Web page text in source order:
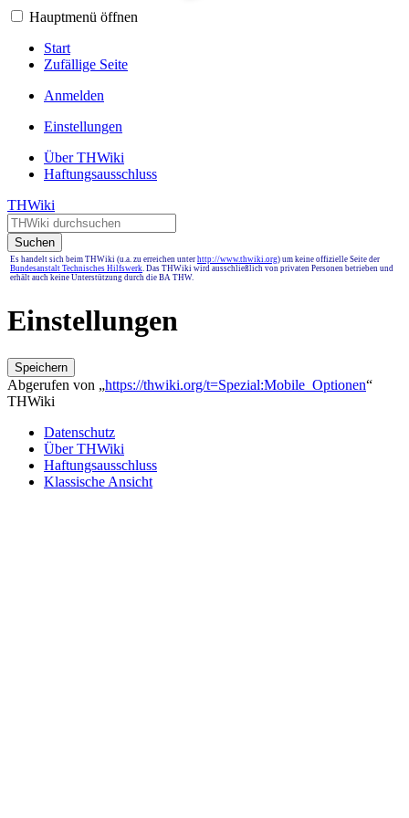
Hauptmenü öffnen
Start
Zufällige Seite
Anmelden
Einstellungen
Über THWiki
Haftungsausschluss
THWiki
Suchen
Es handelt sich beim THWiki (u.a. zu erreichen unter http://www.thwiki.org) um keine offizielle Seite der
Bundesanstalt Technisches Hilfswerk. Das THWiki wird ausschließlich von privaten Personen betrieben und
erhält auch keine Unterstützung durch die BA THW.
Einstellungen
Speichern
Abgerufen von „https://thwiki.org/t=Spezial:Mobile_Optionen“
THWiki
Datenschutz
Über THWiki
Haftungsausschluss
Klassische Ansicht